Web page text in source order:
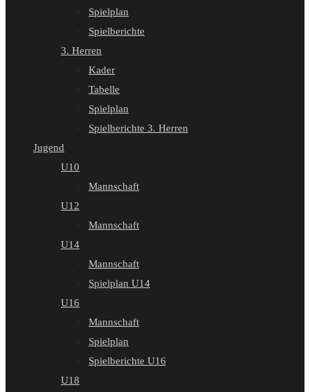
Spielplan
Spielberichte
3. Herren
Kader
Tabelle
Spielplan
Spielberichte 3. Herren
Jugend
U10
Mannschaft
U12
Mannschaft
U14
Mannschaft
Spielplan U14
U16
Mannschaft
Spielplan
Spielberichte U16
U18